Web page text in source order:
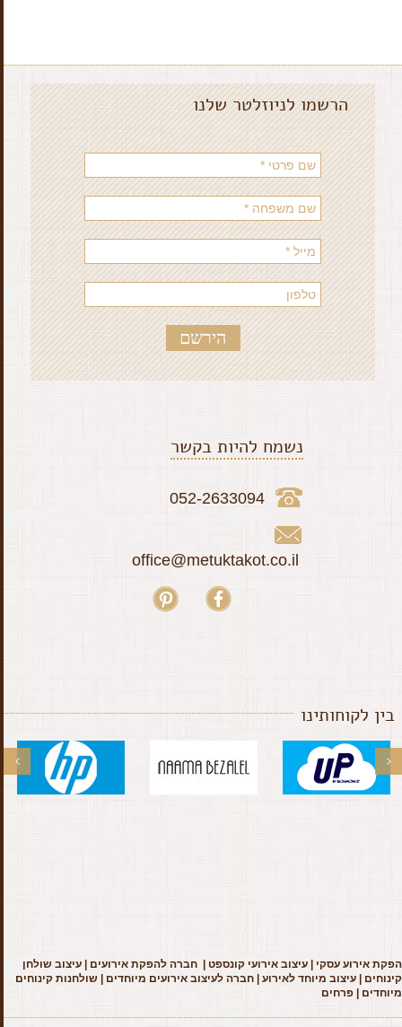
הרשמו לניוזלטר שלנו
נשמח להיות בקשר
052-2633094
office@metuktakot.co.il
בין לקוחותינו
הפקת אירוע עסקי | עיצוב אירועי קונספט | חברה להפקת אירועים | עיצוב שולחן
קינוחים | עיצוב מיוחד לאירוע | חברה לעיצוב אירועים מיוחדים | שולחנות קינוחים
מיוחדים | פרחים